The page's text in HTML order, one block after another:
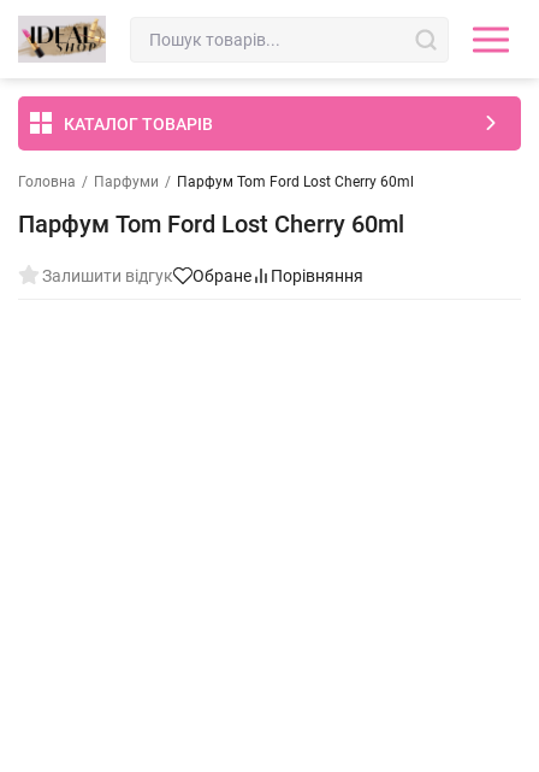
КАТАЛОГ ТОВАРІВ
Головна / Парфуми / Парфум Tom Ford Lost Cherry 60ml
Парфум Tom Ford Lost Cherry 60ml
Залишити відгук Обране Порівняння